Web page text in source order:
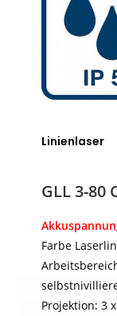
Linienlaser
GLL 3-80
Farbe
Projektion: 3